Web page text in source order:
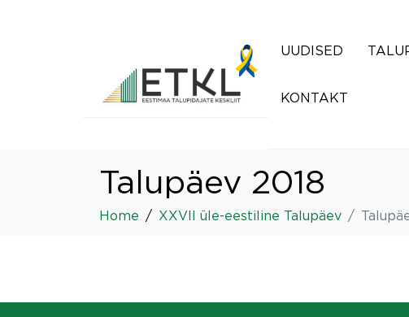
UUDISED
KONTAKT
Talupäev 2018
Home XXVII üle-eestiline Talupäev